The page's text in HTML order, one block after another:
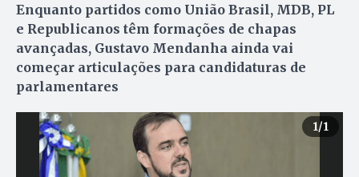
Enquanto partidos como União Brasil, MDB, PL
e Republicanos têm formações de chapas
avançadas, Gustavo Mendanha ainda vai
começar articulações para candidaturas de
parlamentares
1/1